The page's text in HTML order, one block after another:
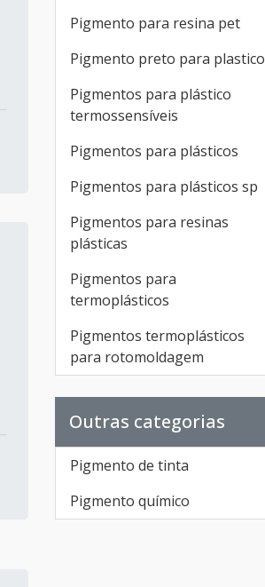
Pigmento para resina pet
Pigmento preto para plastico
Pigmentos para plástico
termossensíveis
Pigmentos para plásticos
Pigmentos para plásticos sp
Pigmentos para resinas
plásticas
Pigmentos para
termoplásticos
Pigmentos termoplásticos
para rotomoldagem
Outras categorias
Pigmento de tinta
Pigmento químico